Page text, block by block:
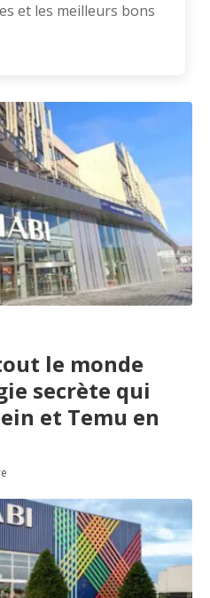
et les meilleurs bons
le monde
secrète qui
et Temu en